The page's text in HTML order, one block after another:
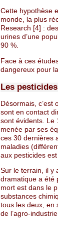
Cette hypothèse
monde, la plus
Research [4] :
urines d’une
90 %.
Face à ces
dangereux pour
Les
Désormais, c’est
sont en contact
sont évidents. Le
menée par ses
ces 30 dernières
maladies
aux pesticides est
Sur le terrain, il y
dramatique a été
mort est dans le
substances
tous les deux, en
de l’agro-